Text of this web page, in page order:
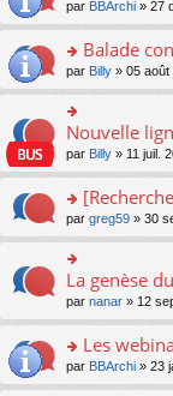
nt
e
nt
le
pl
u
s
c
nt
lu
le
pl
u
s
c
e
nt
a
g
e
n
o
lu
pl
u
s
ré
c
e
nt
er
le
m
e
s
g
e
n
o
lu
pl
u
s
ré
e
nt
o
n
ult
er
le
m
e
s
g
e
n
o
n
le
u
s
ré
par BBArchi » 27
o
n
s
ult
er
le
m
e
s
a
e
n
o
n
le
Balade
par Billy » 05 août
o
n
er
le
m
e
s
a
g
e
n
o
Nouvelle
par Billy » 11 juil.
o
n
s
ult
er
le
m
e
s
par greg59 » 30
n
er
le
m
La genèse
par nanar » 12
o
n
Les
par BBArchi » 23